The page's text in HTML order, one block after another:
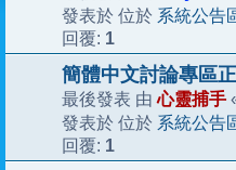
發表於 位於 系統公告
回覆: 1
簡體中文討論專區
最後發表 由心靈捕手
發表於 位於 系統公告
回覆: 1